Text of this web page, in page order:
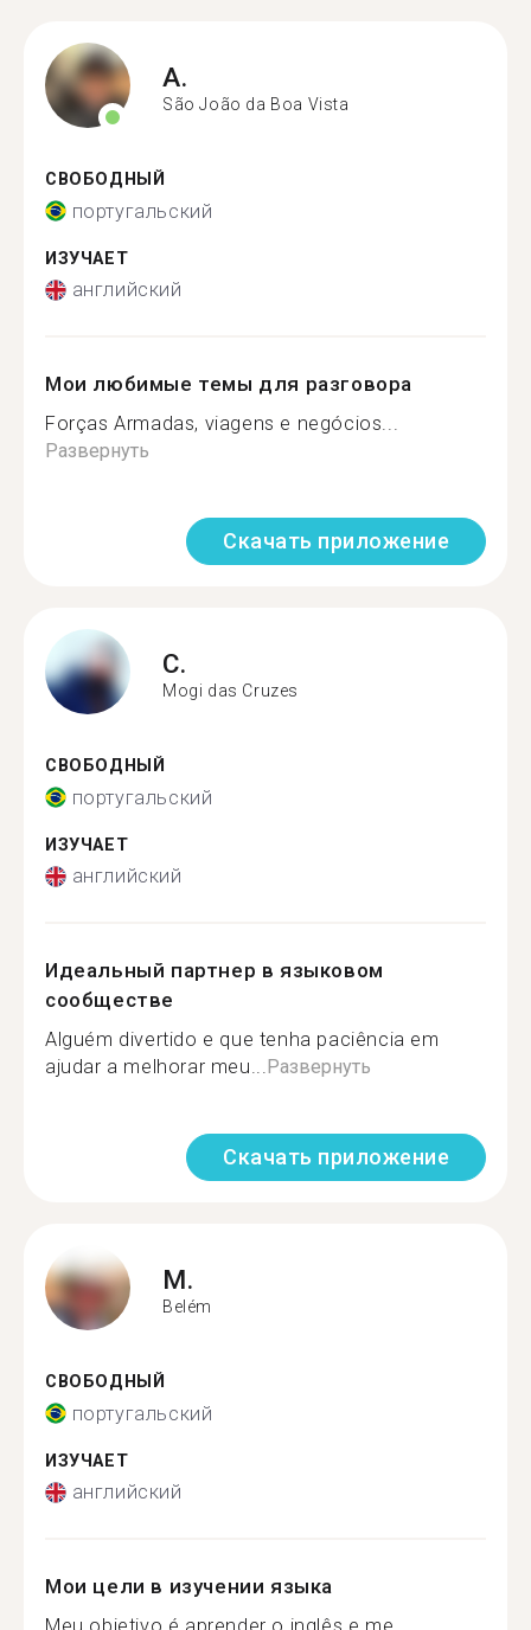
A.
São João da Boa Vista
СВОБОДНЫЙ
португальский
ИЗУЧАЕТ
английский
Мои любимые темы для разговора
Forças Armadas, viagens e negócios...
Развернуть
Скачать приложение
C.
Mogi das Cruzes
СВОБОДНЫЙ
португальский
ИЗУЧАЕТ
английский
Идеальный партнер в языковом
сообществе
Alguém divertido e que tenha paciência em
ajudar a melhorar meu...Развернуть
Скачать приложение
M.
Belém
СВОБОДНЫЙ
португальский
ИЗУЧАЕТ
английский
Мои цели в изучении языка